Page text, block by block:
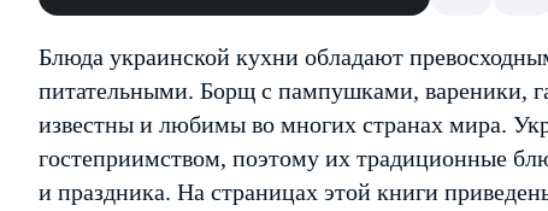
Блюда украинской кухни обладают
питательными. Борщ с пампушками, вареники,
известны и любимы во многих странах мира.
гостеприимством, поэтому их традиционные
и праздника. На страницах этой книги